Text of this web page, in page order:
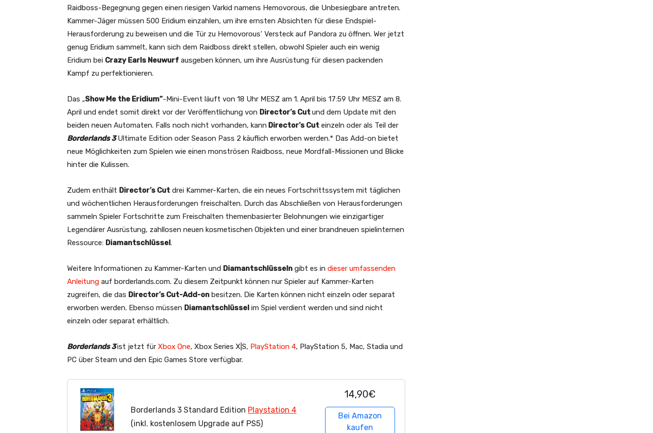
Raidboss-Begegnung gegen einen riesigen Varkid namens Hemovorous, die Unbesiegbare antreten.
Kammer-Jäger müssen 500 Eridium einzahlen, um ihre ernsten Absichten für diese Endspiel-
Herausforderung zu beweisen und die Tür zu Hemovorous‘ Versteck auf Pandora zu öffnen. Wer jetzt
genug Eridium sammelt, kann sich dem Raidboss direkt stellen, obwohl Spieler auch ein wenig
Eridium bei Crazy Earls Neuwurf ausgeben können, um ihre Ausrüstung für diesen packenden
Kampf zu perfektionieren.
Das „Show Me the Eridium“-Mini-Event läuft von 18 Uhr MESZ am 1. April bis 17:59 Uhr MESZ am 8.
April und endet somit direkt vor der Veröffentlichung von Director’s Cutund dem Update mit den
beiden neuen Automaten. Falls noch nicht vorhanden, kann Director’s Cut einzeln oder als Teil der
Borderlands 3Ultimate Edition oder Season Pass 2 käuflich erworben werden.* Das Add-on bietet
neue Möglichkeiten zum Spielen wie einen monströsen Raidboss, neue Mordfall-Missionen und Blicke
hinter die Kulissen.
Zudem enthält Director’s Cut drei Kammer-Karten, die ein neues Fortschrittssystem mit täglichen
und wöchentlichen Herausforderungen freischalten. Durch das Abschließen von Herausforderungen
sammeln Spieler Fortschritte zum Freischalten themenbasierter Belohnungen wie einzigartiger
Legendärer Ausrüstung, zahllosen neuen kosmetischen Objekten und einer brandneuen spielinternen
Ressource: Diamantschlüssel.
Weitere Informationen zu Kammer-Karten und Diamantschlüsseln gibt es in dieser umfassenden
Anleitung auf borderlands.com. Zu diesem Zeitpunkt können nur Spieler auf Kammer-Karten
zugreifen, die das Director’s Cut-Add-on besitzen. Die Karten können nicht einzeln oder separat
erworben werden. Ebenso müssen Diamantschlüssel im Spiel verdient werden und sind nicht
einzeln oder separat erhältlich.
Borderlands 3ist jetzt für Xbox One, Xbox Series X|S, PlayStation 4, PlayStation 5, Mac, Stadia und
PC über Steam und den Epic Games Store verfügbar.
Borderlands 3 Standard Edition Playstation 4
(inkl. kostenlosem Upgrade auf PS5)
14,90€
Bei Amazon
kaufen